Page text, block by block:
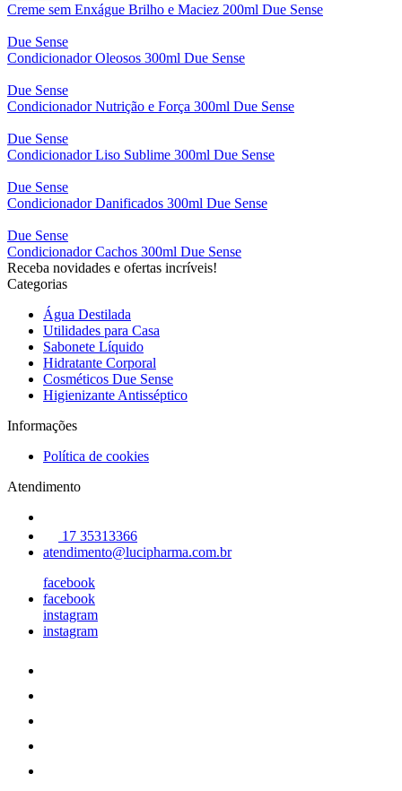
Creme sem Enxágue Brilho e Maciez 200ml Due Sense
Due Sense
Condicionador Oleosos 300ml Due Sense
Due Sense
Condicionador Nutrição e Força 300ml Due Sense
Due Sense
Condicionador Liso Sublime 300ml Due Sense
Due Sense
Condicionador Danificados 300ml Due Sense
Due Sense
Condicionador Cachos 300ml Due Sense
Receba novidades e ofertas incríveis!
Categorias
Água Destilada
Utilidades para Casa
Sabonete Líquido
Hidratante Corporal
Cosméticos Due Sense
Higienizante Antisséptico
Informações
Política de cookies
Atendimento
17 35313366
atendimento@lucipharma.com.br
facebook
facebook
instagram
instagram